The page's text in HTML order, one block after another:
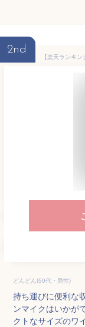
2nd
どんどん(50代・男性)
持ち運びに便利な
ンマイクはいかが
クトなサイズのワ